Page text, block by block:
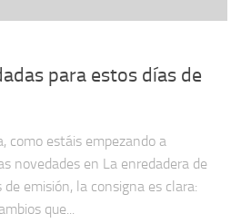
para estos días de
como estáis empezando a
novedades en La enredadera de
de emisión, la consigna es clara:
que...